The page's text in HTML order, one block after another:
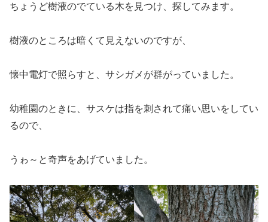
ちょうど樹液のでている木を見つけ、探してみます。
樹液のところは暗くて見えないのですが、
懐中電灯で照らすと、サシガメが群がっていました。
幼稚園のときに、サスケは指を刺されて痛い思いをしてい
るので、
うゎ～と奇声をあげていました。